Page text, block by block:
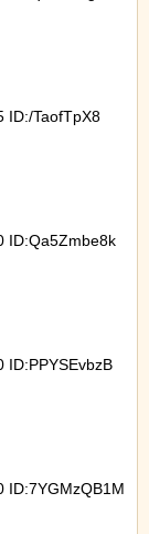
ID:/TaofTpX8
ID:Qa5Zmbe8k
ID:PPYSEvbzB
ID:7YGMzQB1M